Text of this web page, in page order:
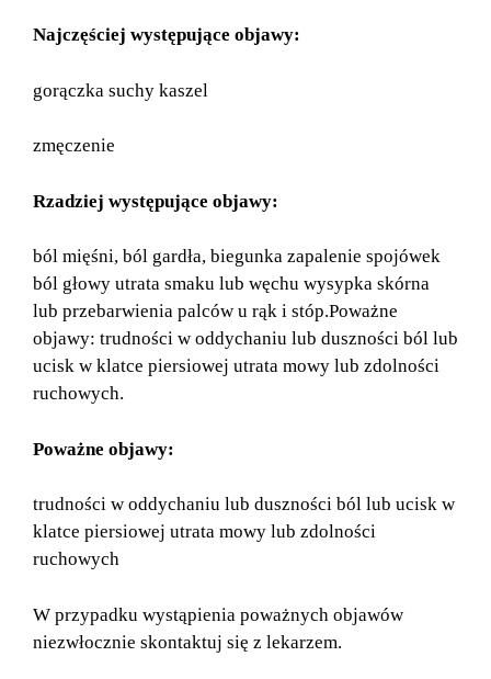
Najczęściej występujące objawy:
gorączka suchy kaszel
zmęczenie
Rzadziej występujące objawy:
ból mięśni, ból gardła, biegunka zapalenie spojówek
ból głowy utrata smaku lub węchu wysypka skórna
lub przebarwienia palców u rąk i stóp.Poważne
objawy: trudności w oddychaniu lub duszności ból lub
ucisk w klatce piersiowej utrata mowy lub zdolności
ruchowych.
Poważne objawy:
trudności w oddychaniu lub duszności ból lub ucisk w
klatce piersiowej utrata mowy lub zdolności
ruchowych
W przypadku wystąpienia poważnych objawów
niezwłocznie skontaktuj się z lekarzem.